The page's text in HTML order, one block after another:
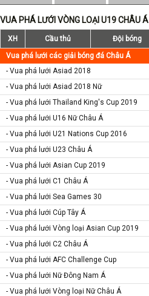
VUA PHÁ LƯỚI VÒNG LOẠI U19 CHÂU Á
XH Cầu thủ Đội bóng
Vua phá lưới các giải bóng đá Châu Á
- Vua phá lưới Asiad 2018
- Vua phá lưới Asiad 2018 Nữ
- Vua phá lưới Thailand King's Cup 2019
- Vua phá lưới U16 Nữ Châu Á
- Vua phá lưới U21 Nations Cup 2016
- Vua phá lưới U23 Châu Á
- Vua phá lưới Asian Cup 2019
- Vua phá lưới C1 Châu Á
- Vua phá lưới Sea Games 30
- Vua phá lưới Cúp Tây Á
- Vua phá lưới Vòng loại Asian Cup 2019
- Vua phá lưới C2 Châu Á
- Vua phá lưới AFC Challenge Cup
- Vua phá lưới Nữ Đông Nam Á
- Vua phá lưới Vòng loại Nữ Châu Á